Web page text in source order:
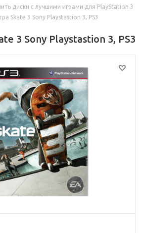
диски с лучшими играми для PlayStation 3
Skate 3 Sony Playstastion 3, PS3
3 Sony Playstastion 3, PS3